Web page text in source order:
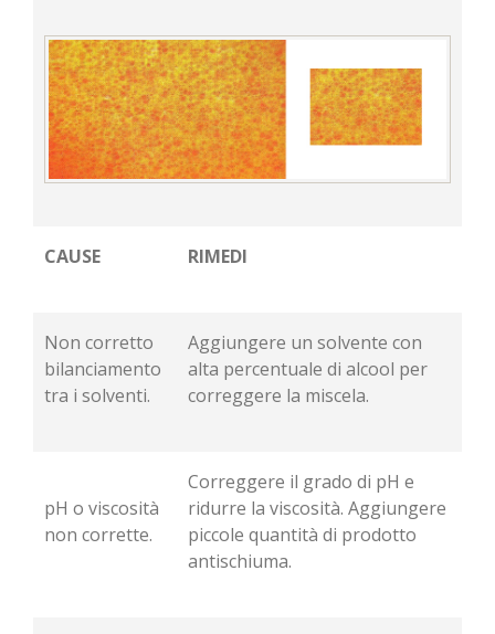
CAUSE RIMEDI
Non corretto
bilanciamento
tra i solventi.
Aggiungere un solvente con
alta percentuale di alcool per
correggere la miscela.
pH o viscosità
non corrette.
Correggere il grado di pH e
ridurre la viscosità. Aggiungere
piccole quantità di prodotto
antischiuma.